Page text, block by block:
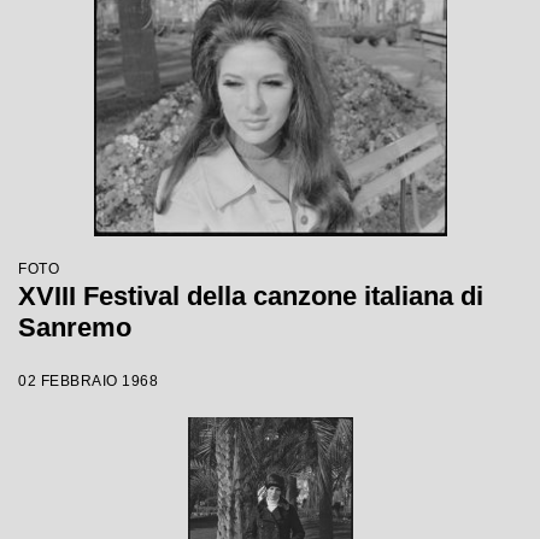
FOTO
XVIII Festival della canzone italiana di
Sanremo
02 FEBBRAIO 1968